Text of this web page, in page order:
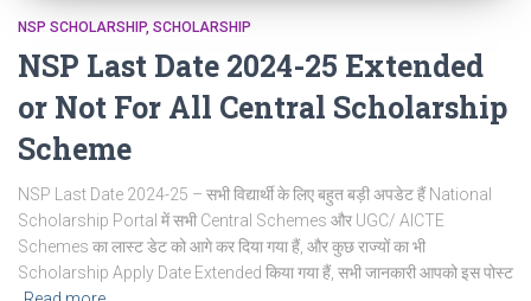
NSP SCHOLARSHIP SCHOLARSHIP
NSP Last Date 2024-25 Extended
or Not For All Central Scholarship
Scheme
NSP Last Date 2024-25 – सभी विद्यार्थी के लिए बहुत बड़ी अपडेट हैं National
Scholarship Portal में सभी Central Schemes और UGC/ AICTE
Schemes का लास्ट डेट को आगे कर दिया गया हैं, और कुछ राज्यों का भी
Scholarship Apply Date Extended किया गया हैं, सभी जानकारी आपको इस पोस्ट